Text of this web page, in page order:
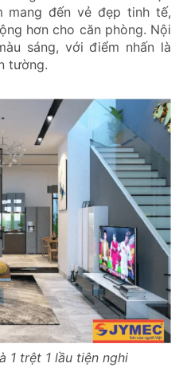
mang đến vẻ đẹp tinh tế,
hơn cho căn phòng. Nội
sáng, với điểm nhấn là
tường.
1 trệt 1 lầu tiện nghi